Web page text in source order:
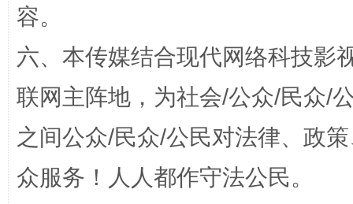
招工难、用工荒背后
容。
六、本传媒结合现代网络科技影
联网主阵地，为社会/公众/民众/
之间公众/民众/公民对法律、政
众服务！人人都作守法公民。